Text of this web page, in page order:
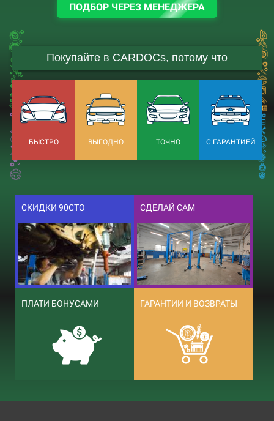
ПОДБОР ЧЕРЕЗ МЕНЕДЖЕРА
Покупайте в CARDOCs, потому что
БЫСТРО ВЫГОДНО ТОЧНО С ГАРАНТИЕЙ
СКИДКИ 90СТО СДЕЛАЙ САМ
ПЛАТИ БОНУСАМИ ГАРАНТИИ И ВОЗВРАТЫ